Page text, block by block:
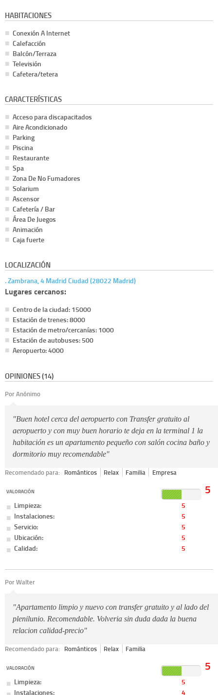
HABITACIONES
Conexión A Internet
Calefacción
Balcón/Terraza
Televisión
Cafetera/tetera
CARACTERÍSTICAS
Acceso para discapacitados
Aire Acondicionado
Parking
Piscina
Restaurante
Spa
Zona De No Fumadores
Solarium
Ascensor
Cafetería / Bar
Área De Juegos
Animación
Caja fuerte
LOCALIZACIÓN
. Zambrana, 4 Madrid Ciudad (28022 Madrid)
Lugares cercanos:
Centro de la ciudad: 15000
Estación de trenes: 8000
Estación de metro/cercanías: 1000
Estación de autobuses: 500
Aeropuerto: 4000
OPINIONES (14)
Por Anónimo
"Buen hotel cerca del aeropuerto con Transfer gratuito al
aeropuerto y con muy buen horario te deja en la terminal 1 la
habitación es un apartamento pequeño con salón cocina baño y
dormitorio muy recomendable"
Recomendado para: Románticos Relax Familia Empresa
VALORACIÓN 5
Limpieza:
5
Instalaciones:
5
Servicio:
5
Ubicación:
5
Calidad:
5
Por Walter
"Apartamento limpio y nuevo con transfer gratuito y al lado del
plenilunio. Recomendable. Volveria sin duda dada la buena
relacion calidad-precio"
Recomendado para: Románticos Relax Familia
VALORACIÓN 5
Limpieza:
5
Instalaciones:
4